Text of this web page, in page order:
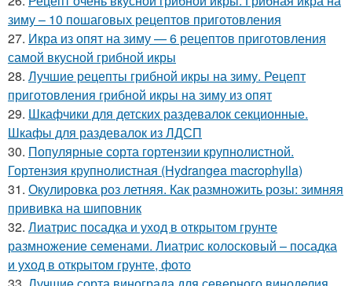
зиму – 10 пошаговых рецептов приготовления
27. Икра из опят на зиму — 6 рецептов приготовления
самой вкусной грибной икры
28. Лучшие рецепты грибной икры на зиму. Рецепт
приготовления грибной икры на зиму из опят
29. Шкафчики для детских раздевалок секционные.
Шкафы для раздевалок из ЛДСП
30. Популярные сорта гортензии крупнолистной.
Гортензия крупнолистная (Hydrangea macrophylla)
31. Окулировка роз летняя. Как размножить розы: зимняя
прививка на шиповник
32. Лиатрис посадка и уход в открытом грунте
размножение семенами. Лиатрис колосковый – посадка
и уход в открытом грунте, фото